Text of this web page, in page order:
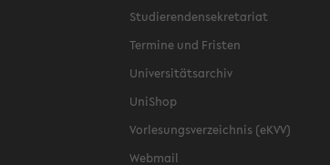
Studierendensekretariat
Termine und Fristen
Universitätsarchiv
UniShop
Vorlesungsverzeichnis (eKVV)
Webmail